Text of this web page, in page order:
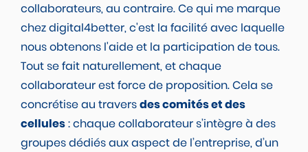
collaborateurs, au contraire. Ce qui me marque
chez digital4better, c'est la facilité avec laquelle
nous obtenons l'aide et la participation de tous.
Tout se fait naturellement, et chaque
collaborateur est force de proposition. Cela se
concrétise au traversdes comités et des
cellules: chaque collaborateur s’intègre à des
groupes dédiés aux aspect de l’entreprise, d’un